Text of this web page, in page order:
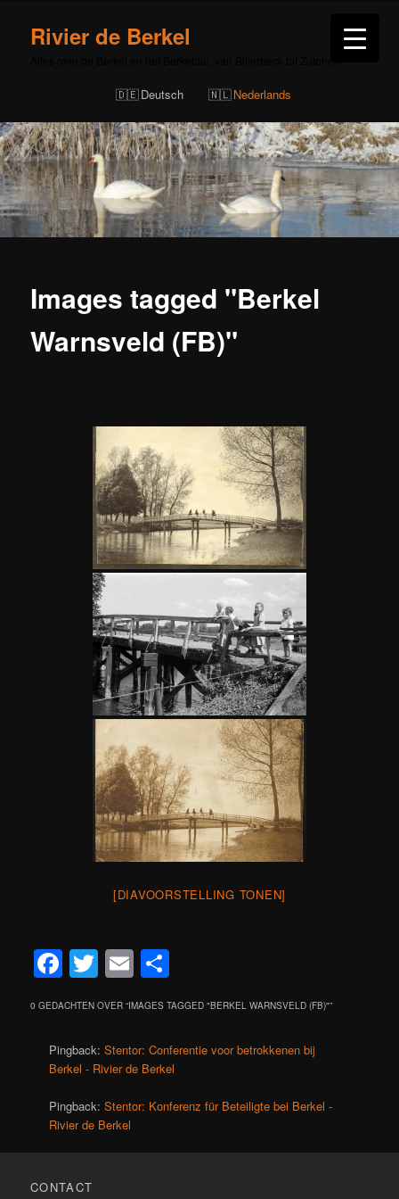
Rivier de Berkel
Deutsch Nederlands
Images tagged "Berkel
Warnsveld (FB)"
[DIAVOORSTELLING TONEN]
Facebook
Twitter
Email
0 GEDACHTEN OVER “IMAGES TAGGED "BERKEL WARNSVELD (FB)"”
Pingback:Stentor: Conferentie voor betrokkenen bij
Berkel - Rivier de Berkel
Pingback:Stentor: Konferenz für Beteiligte bei Berkel -
Rivier de Berkel
CONTACT